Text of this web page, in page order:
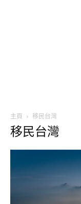
主頁 移民台灣
移民台灣